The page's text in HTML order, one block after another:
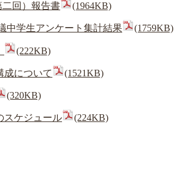
回）報告書 (1964KB)
中学生アンケート集計結果 (1759KB)
(222KB)
成について (1521KB)
(320KB)
スケジュール (224KB)